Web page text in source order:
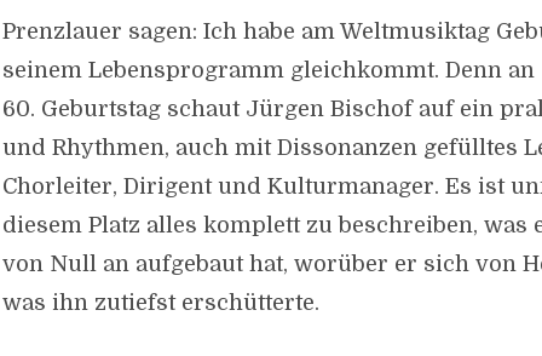
Prenzlauer sagen: Ich habe am Weltmusiktag
seinem Lebensprogramm gleichkommt. Denn
60. Geburtstag schaut Jürgen Bischof auf ein
und Rhythmen, auch mit Dissonanzen gefülltes
Chorleiter, Dirigent und Kulturmanager. Es ist
diesem Platz alles komplett zu beschreiben, was
von Null an aufgebaut hat, worüber er sich von
was ihn zutiefst erschütterte.